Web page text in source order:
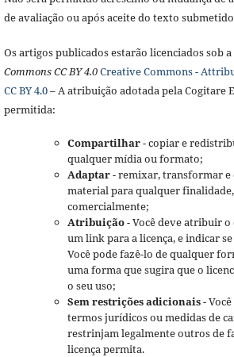
de avaliação ou após aceite do texto
Os artigos publicados estarão licenciados sob a
Commons CC BY 4.0Creative Commons -
CC BY 4.0– A atribuição adotada pela Cogitare
permitida:
Compartilhar- copiar e
qualquer mídia ou formato;
Adaptar- remixar, transformar e
material para qualquer
comercialmente;
Atribuição- Você deve atribuir
um link para a licença, e indicar
Você pode fazê-lo de qualquer
uma forma que sugira que o
o seu uso;
Sem restrições adicionais-
termos jurídicos ou medidas de
restrinjam legalmente outros de
licença permita.